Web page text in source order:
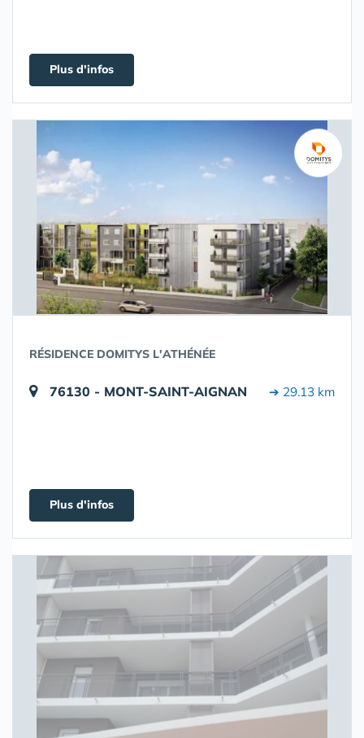
Plus d'infos
RÉSIDENCE DOMITYS L'ATHÉNÉE
76130 - MONT-SAINT-AIGNAN ➔ 29.13 km
Plus d'infos